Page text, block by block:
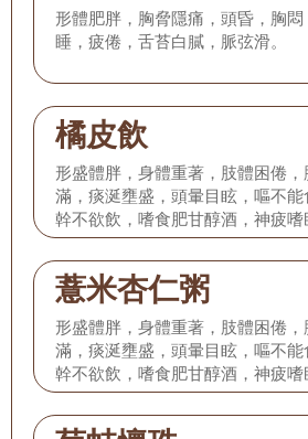
形體肥胖，胸脅隱痛，頭昏，胸悶
睡，疲倦，舌苔白膩，脈弦滑。
橘皮飲
形盛體胖，身體重著，肢體困倦
滿，痰涎壅盛，頭暈目眩，嘔不能
幹不欲飲，嗜食肥甘醇酒，神疲嗜
白膩或白滑，脈滑。
薏米杏仁粥
形盛體胖，身體重著，肢體困倦
滿，痰涎壅盛，頭暈目眩，嘔不能
幹不欲飲，嗜食肥甘醇酒，神疲嗜
白膩或白滑，脈滑。